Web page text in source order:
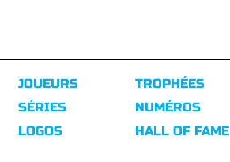
JOUEURS
SÉRIES
LOGOS
TROPHÉES
NUMÉROS
HALL OF FAME